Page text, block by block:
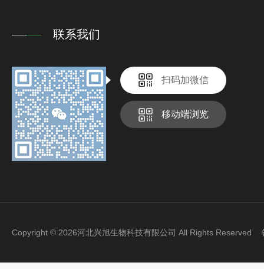
联系我们
扫码加微信
移动端浏览
Copyright © 2026河北兴旭生物科技有限公司 All Rights Reserved